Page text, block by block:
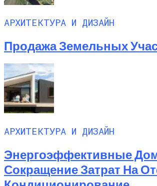
АРХИТЕКТУРА И ДИЗАЙН
Продажа Земельных
АРХИТЕКТУРА И ДИЗАЙН
Энергоэффективные
Сокращение Затрат На